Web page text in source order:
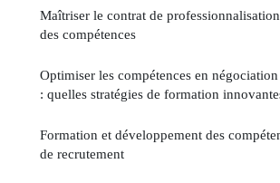
Maîtriser le contrat de
des compétences
Optimiser les compétences en
: quelles stratégies de formation
Formation et développement des
de recrutement